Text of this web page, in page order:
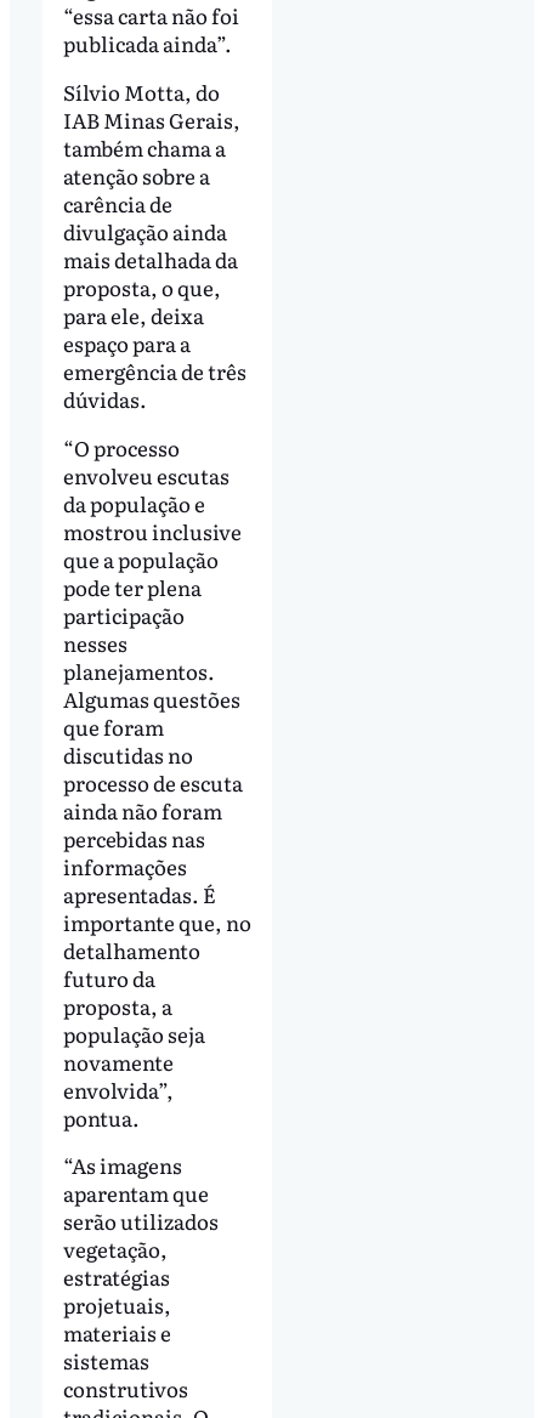
“essa carta não foi
publicada ainda”.
Sílvio Motta, do
IAB Minas Gerais,
também chama a
atenção sobre a
carência de
divulgação ainda
mais detalhada da
proposta, o que,
para ele, deixa
espaço para a
emergência de três
dúvidas.
“O processo
envolveu escutas
da população e
mostrou inclusive
que a população
pode ter plena
participação
nesses
planejamentos.
Algumas questões
que foram
discutidas no
processo de escuta
ainda não foram
percebidas nas
informações
apresentadas. É
importante que, no
detalhamento
futuro da
proposta, a
população seja
novamente
envolvida”,
pontua.
“As imagens
aparentam que
serão utilizados
vegetação,
estratégias
projetuais,
materiais e
sistemas
construtivos